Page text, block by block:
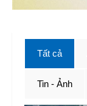
Tất cả
Tin - Ảnh